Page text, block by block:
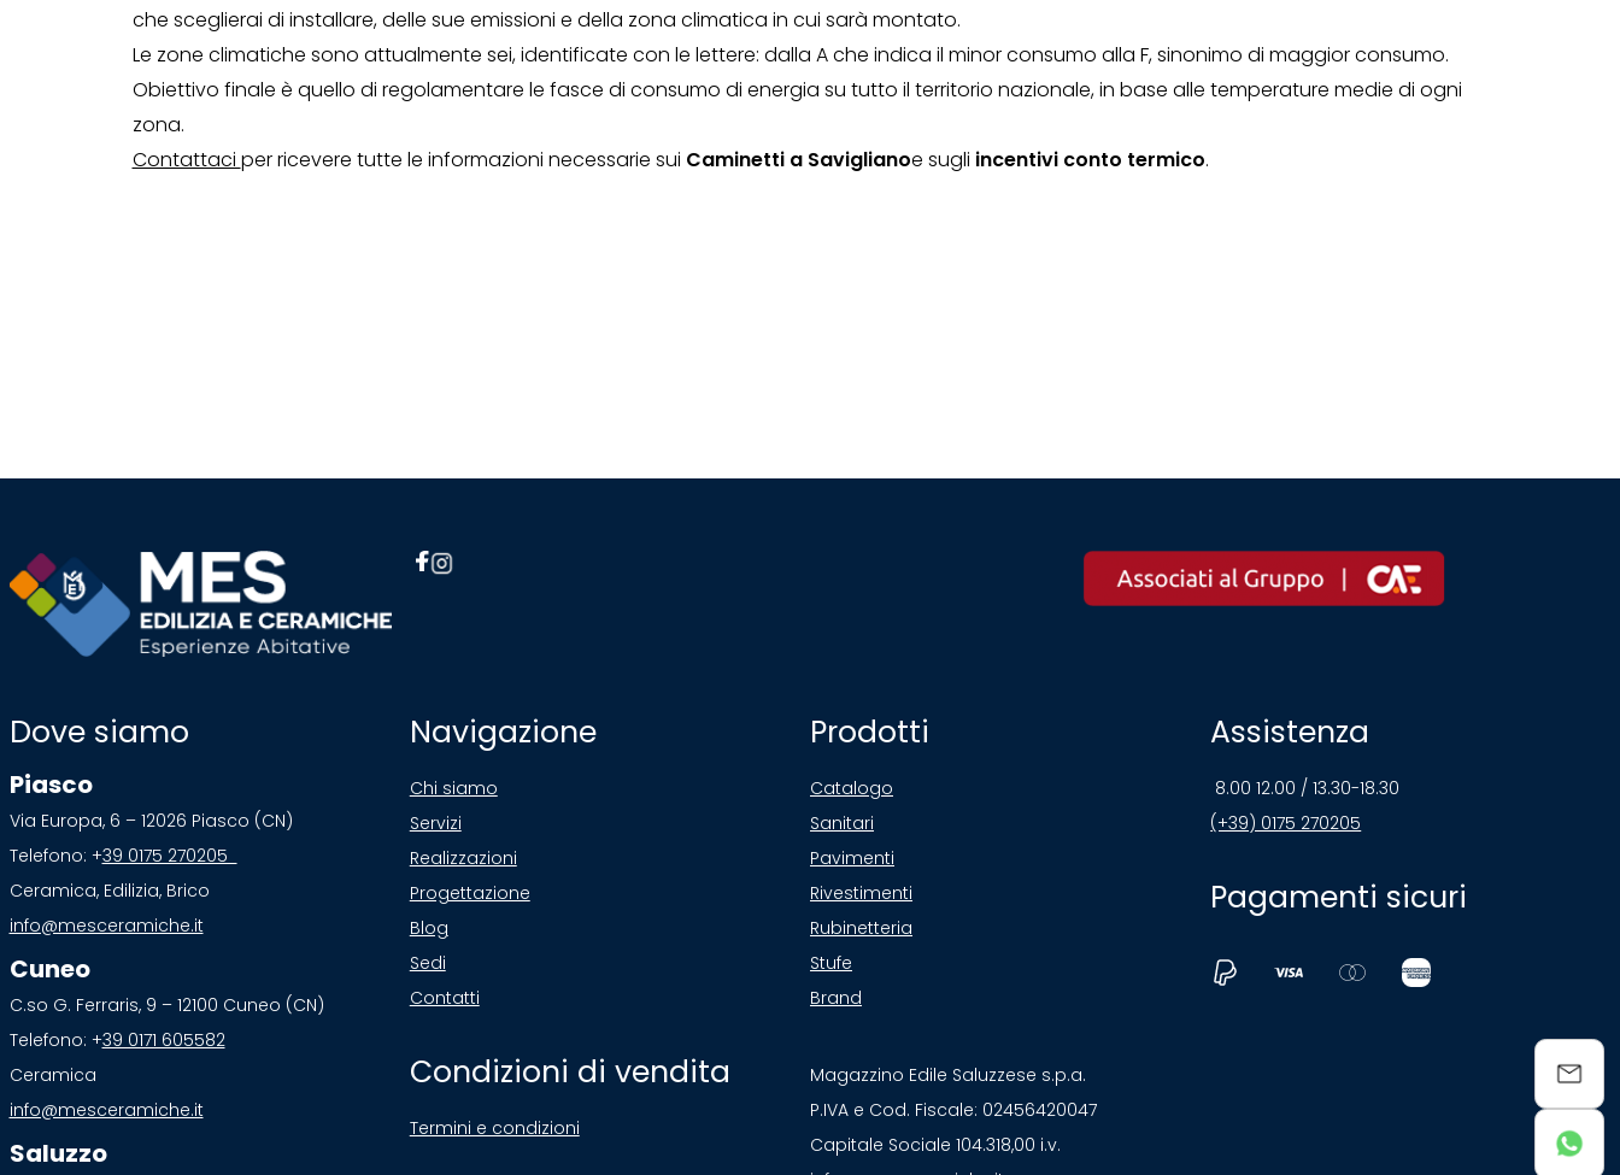
che sceglierai di installare, delle sue emissioni e della zona climatica in cui sarà montato.
Le zone climatiche sono attualmente sei, identificate con le lettere: dalla A che indica il minor consumo alla F, sinonimo di maggior consumo.
Obiettivo finale è quello di regolamentare le fasce di consumo di energia su tutto il territorio nazionale, in base alle temperature medie di ogni
zona.
Contattaci per ricevere tutte le informazioni necessarie sui Caminetti a Saviglianoe sugli incentivi conto termico.
Dove siamo
Piasco
Via Europa, 6 – 12026 Piasco (CN)
Telefono: +39 0175 270205
Ceramica, Edilizia, Brico
info@mesceramiche.it
Cuneo
C.so G. Ferraris, 9 – 12100 Cuneo (CN)
Telefono: +39 0171 605582
Ceramica
info@mesceramiche.it
Saluzzo
Navigazione
Chi siamo
Servizi
Realizzazioni
Progettazione
Blog
Sedi
Contatti
Condizioni di vendita
Termini e condizioni
Prodotti
Catalogo
Sanitari
Pavimenti
Rivestimenti
Rubinetteria
Stufe
Brand
Magazzino Edile Saluzzese s.p.a.
P.IVA e Cod. Fiscale: 02456420047
Capitale Sociale 104.318,00 i.v.
Assistenza
8.00 12.00 / 13.30-18.30
(+39) 0175 270205
Pagamenti sicuri